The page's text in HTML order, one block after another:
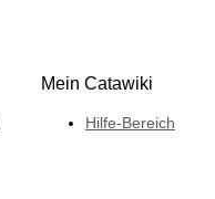
Mein Catawiki
Hilfe-Bereich